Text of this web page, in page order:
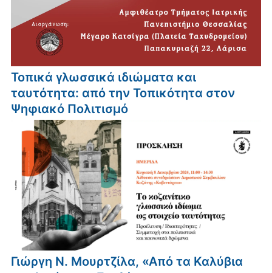
Τοπικά γλωσσικά ιδιώματα και
ταυτότητα: από την Τοπικότητα στον
Ψηφιακό Πολιτισμό
Γιώργη Ν. Μουρτζίλα, «Από τα Καλύβια